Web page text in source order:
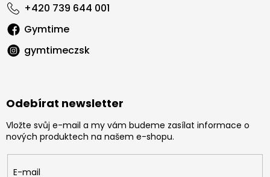
+420 739 644 001
Gymtime
gymtimeczsk
Odebírat newsletter
Vložte svůj e-mail a my vám budeme zasílat informace o
nových produktech na našem e-shopu.
E-mail